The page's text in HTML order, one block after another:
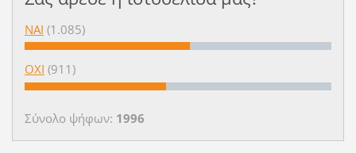
ΝΑΙ (1.085)
ΟΧΙ (911)
Σύνολο ψήφων: 1996